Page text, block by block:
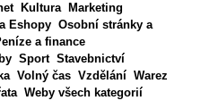
Kultura
Marketing
Eshopy Osobní stránky a
a finance
Sport Stavebnictví
Volný čas Vzdělání Warez
Weby všech kategorií